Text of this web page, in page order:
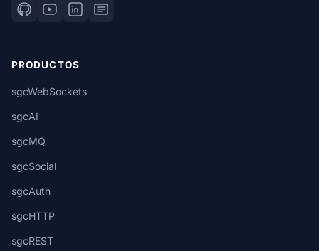
PRODUCTOS
sgcWebSockets
sgcAI
sgcMQ
sgcSocial
sgcAuth
sgcHTTP
sgcREST